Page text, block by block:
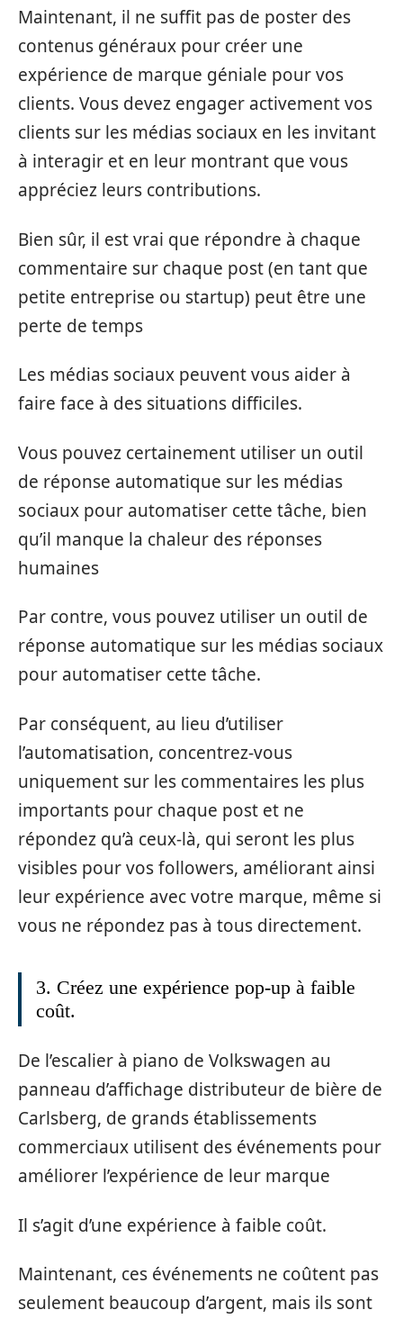
Maintenant, il ne suffit pas de poster des
contenus généraux pour créer une
expérience de marque géniale pour vos
clients. Vous devez engager activement vos
clients sur les médias sociaux en les invitant
à interagir et en leur montrant que vous
appréciez leurs contributions.
Bien sûr, il est vrai que répondre à chaque
commentaire sur chaque post (en tant que
petite entreprise ou startup) peut être une
perte de temps
Les médias sociaux peuvent vous aider à
faire face à des situations difficiles.
Vous pouvez certainement utiliser un outil
de réponse automatique sur les médias
sociaux pour automatiser cette tâche, bien
qu’il manque la chaleur des réponses
humaines
Par contre, vous pouvez utiliser un outil de
réponse automatique sur les médias sociaux
pour automatiser cette tâche.
Par conséquent, au lieu d’utiliser
l’automatisation, concentrez-vous
uniquement sur les commentaires les plus
importants pour chaque post et ne
répondez qu’à ceux-là, qui seront les plus
visibles pour vos followers, améliorant ainsi
leur expérience avec votre marque, même si
vous ne répondez pas à tous directement.
3. Créez une expérience pop-up à faible
coût.
De l’escalier à piano de Volkswagen au
panneau d’affichage distributeur de bière de
Carlsberg, de grands établissements
commerciaux utilisent des événements pour
améliorer l’expérience de leur marque
Il s’agit d’une expérience à faible coût.
Maintenant, ces événements ne coûtent pas
seulement beaucoup d’argent, mais ils sont